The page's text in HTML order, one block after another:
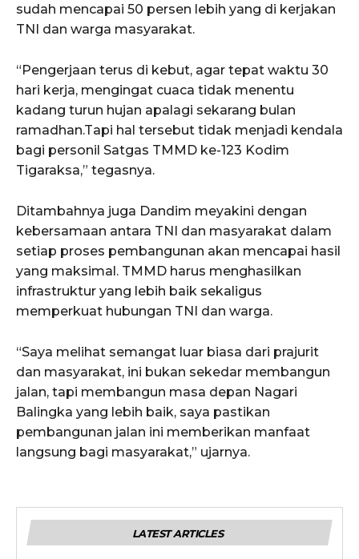
sudah mencapai 50 persen lebih yang di kerjakan
TNI dan warga masyarakat.
“Pengerjaan terus di kebut, agar tepat waktu 30
hari kerja, mengingat cuaca tidak menentu
kadang turun hujan apalagi sekarang bulan
ramadhan.Tapi hal tersebut tidak menjadi kendala
bagi personil Satgas TMMD ke-123 Kodim
Tigaraksa,” tegasnya.
Ditambahnya juga Dandim meyakini dengan
kebersamaan antara TNI dan masyarakat dalam
setiap proses pembangunan akan mencapai hasil
yang maksimal. TMMD harus menghasilkan
infrastruktur yang lebih baik sekaligus
memperkuat hubungan TNI dan warga.
“Saya melihat semangat luar biasa dari prajurit
dan masyarakat, ini bukan sekedar membangun
jalan, tapi membangun masa depan Nagari
Balingka yang lebih baik, saya pastikan
pembangunan jalan ini memberikan manfaat
langsung bagi masyarakat,” ujarnya.
LATEST ARTICLES